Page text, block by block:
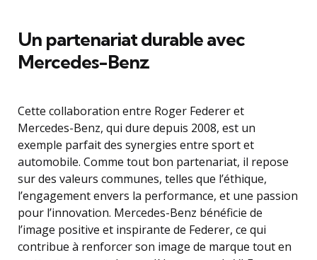
Un partenariat durable avec
Mercedes-Benz
Cette collaboration entre Roger Federer et
Mercedes-Benz, qui dure depuis 2008, est un
exemple parfait des synergies entre sport et
automobile. Comme tout bon partenariat, il repose
sur des valeurs communes, telles que l’éthique,
l’engagement envers la performance, et une passion
pour l’innovation. Mercedes-Benz bénéficie de
l’image positive et inspirante de Federer, ce qui
contribue à renforcer son image de marque tout en